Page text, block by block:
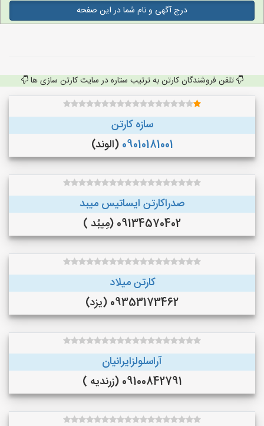
درج آگهی و نام شما در این صفحه
تلفن فروشندگان کارتن به ترتیب ستاره در سایت کارتن سازی ها
سازه کارتن
09010181001 (الوند)
صدراکارتن ایساتیس میبد
09134570402 (مِیبُد )
کارتن میلاد
09353173462 (یزد)
آراسلولزایرانیان
09100842791 (زرندیه )